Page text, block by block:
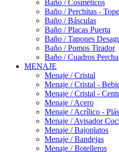
Baño / Cosméticos
Baño / Perchitas -
Baño / Básculas
Baño / Placas Puerta
Baño / Tapones
Baño / Pomos Tirador
Baño / Cuadros Percha
MENAJE
Menaje / Cristal
Menaje / Cristal -
Menaje / Cristal -
Menaje / Acero
Menaje / Acrílico -
Menaje / Avisador
Menaje / Bajoplatos
Menaje / Bandejas
Menaje / Botelleros